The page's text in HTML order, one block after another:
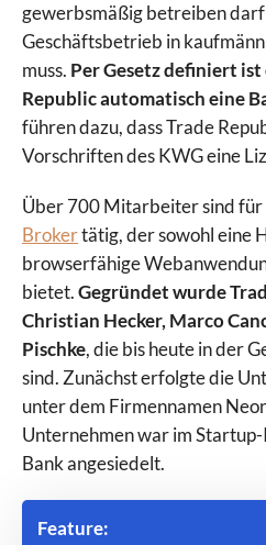
gewerbsmäßig betreiben
Geschäftsbetrieb in
muss. Per Gesetz definiert ist
Republic automatisch eine
führen dazu, dass Trade
Vorschriften des KWG eine
Über 700 Mitarbeiter sind für
Brokertätig, der sowohl eine
browserfähige
bietet.Gegründet wurde
Christian Hecker, Marco
Pischke, die bis heute in der
sind. Zunächst erfolgte die
unter dem Firmennamen
Unternehmen war im
Bank angesiedelt.
Feature: